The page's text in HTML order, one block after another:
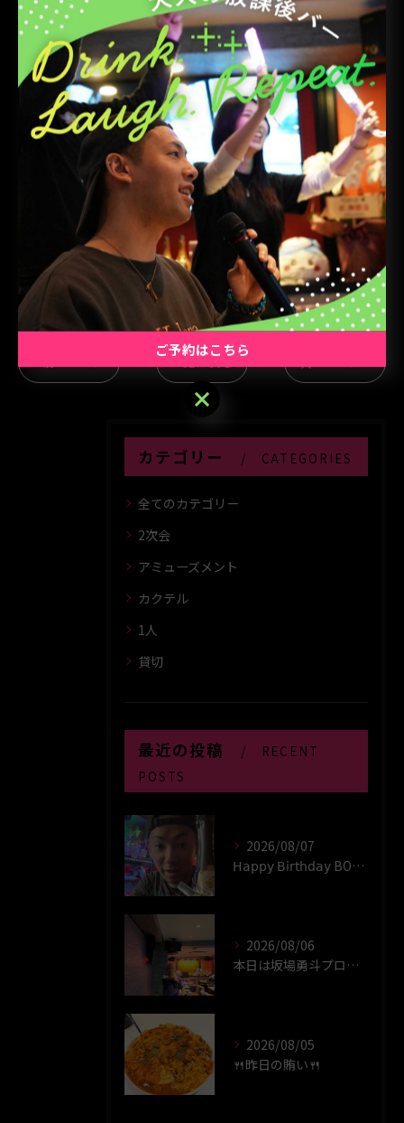
□ミッドナイト割
日曜日変更なし
以上
​お客様にはご不便をおかけいたしますが、何卒ご理解の
ほどよろしくお願い申し上げます。
皆様のご来店をスタッフ一同、心よりお待ちしておりま
一覧に戻る
カテゴリー CATEGORIES
全てのカテゴリー
2次会
アミューズメント
カクテル
1人
貸切
最近の投稿
RECENT
POSTS
2026/08/07
𝖧𝖺𝗉𝗉𝗒 𝖡𝗂𝗋𝗍𝗁𝖽𝖺𝗒 BOY‪(*´꒳`∩)‬ﾊｲ
2026/08/06
本日は坂場勇斗プロプレイヤーデイ！！
2026/08/05
🍴昨日の賄い🍴
ご予約はこちら
ご予約はこちら